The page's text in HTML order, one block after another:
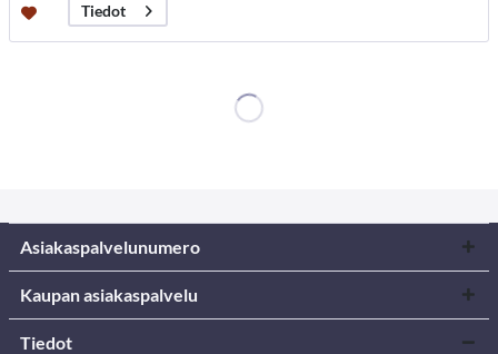
Tiedot
Asiakaspalvelunumero
Kaupan asiakaspalvelu
Tiedot